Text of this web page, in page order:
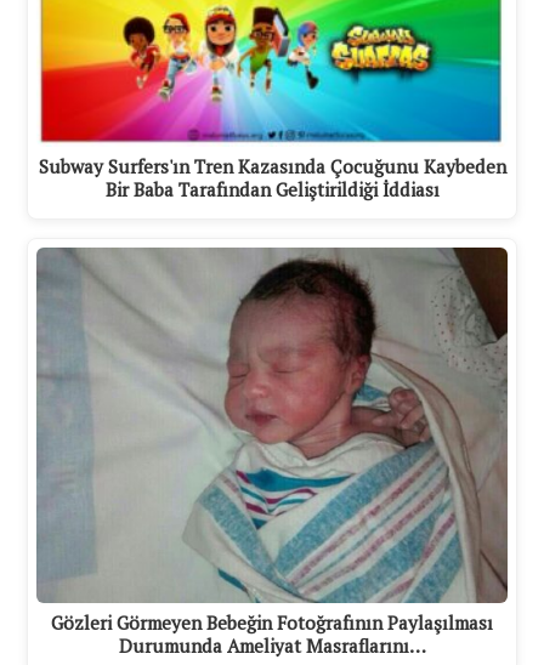
Subway Surfers'ın Tren Kazasında Çocuğunu Kaybeden
Bir Baba Tarafından Geliştirildiği İddiası
Gözleri Görmeyen Bebeğin Fotoğrafının Paylaşılması
Durumunda Ameliyat Masraflarını…